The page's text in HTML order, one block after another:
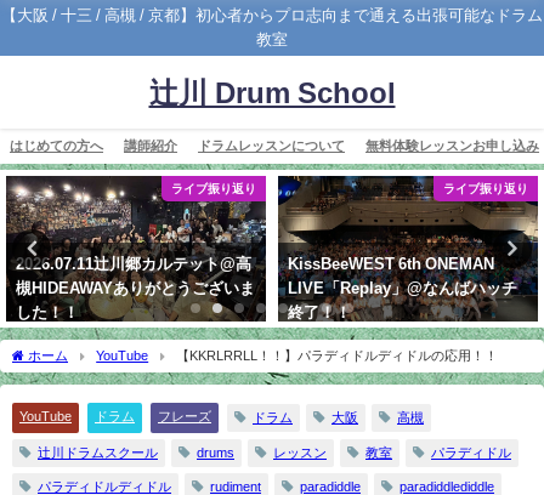
【大阪 / 十三 / 高槻 / 京都】初心者からプロ志向まで通える出張可能なドラム
教室
辻川 Drum School
はじめての方へ 講師紹介 ドラムレッスンについて 無料体験レッスンお申し込み
ライブ振り返り
2026.07.11辻川郷カルテット@高
槻HIDEAWAYありがとうございま
した！！
ライブ振り返り
KissBeeWEST 6th ONEMAN
LIVE「Replay」@なんばハッチ
終了！！
ホーム YouTube 【KKRLRRLL！！】パラディドルディドルの応用！！
YouTube ドラム フレーズ ドラム 大阪 高槻
辻川ドラムスクール drums レッスン 教室 パラディドル
パラディドルディドル rudiment paradiddle paradiddlediddle